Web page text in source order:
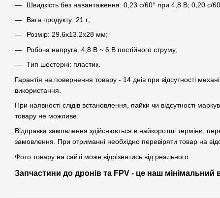
Швидкість без навантаження: 0,23 с/60° при 4,8 В; 0,20 с/
Вага продукту: 21 г;
Розмір: 29.6х13.2х28 мм;
Робоча напруга: 4,8 В ~ 6 В постійного струму;
Тип шестерні: пластик.
Гарантія на повернення товару - 14 днів при відсутності
використання.
При наявності слідів встановлення, пайки чи відсутності
товару не можливе.
Відправка замовлення здійснюється в найкоротші терміни,
замовлення. При отриманні необхідно перевіряти товар на
Фото товару на сайті може відрізнятись від реального.
Запчастини до дронів та FPV - це наш мінімальний